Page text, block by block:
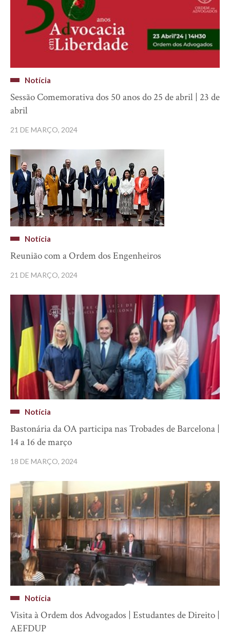
Notícia
Sessão Comemorativa dos 50 anos do 25 de abril | 23 de
abril
21 DE MARÇO, 2024
Notícia
Reunião com a Ordem dos Engenheiros
21 DE MARÇO, 2024
Notícia
Bastonária da OA participa nas Trobades de Barcelona |
14 a 16 de março
18 DE MARÇO, 2024
Notícia
Visita à Ordem dos Advogados | Estudantes de Direito |
AEFDUP